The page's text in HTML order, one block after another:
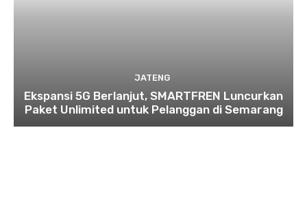
JATENG
Ekspansi 5G Berlanjut, SMARTFREN Luncurkan
Paket Unlimited untuk Pelanggan di Semarang